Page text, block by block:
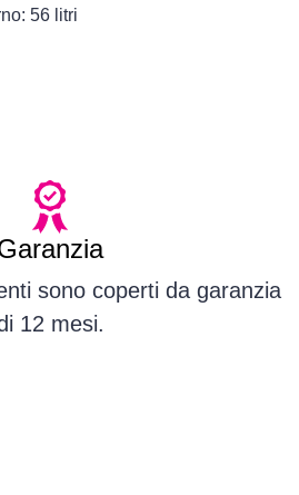
56 litri
sono coperti da garanzia
12 mesi.